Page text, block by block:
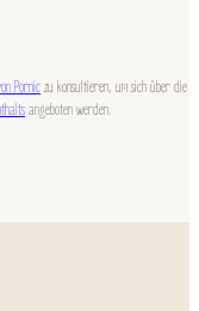
Porniczu konsultieren, um sich über die
angeboten werden.